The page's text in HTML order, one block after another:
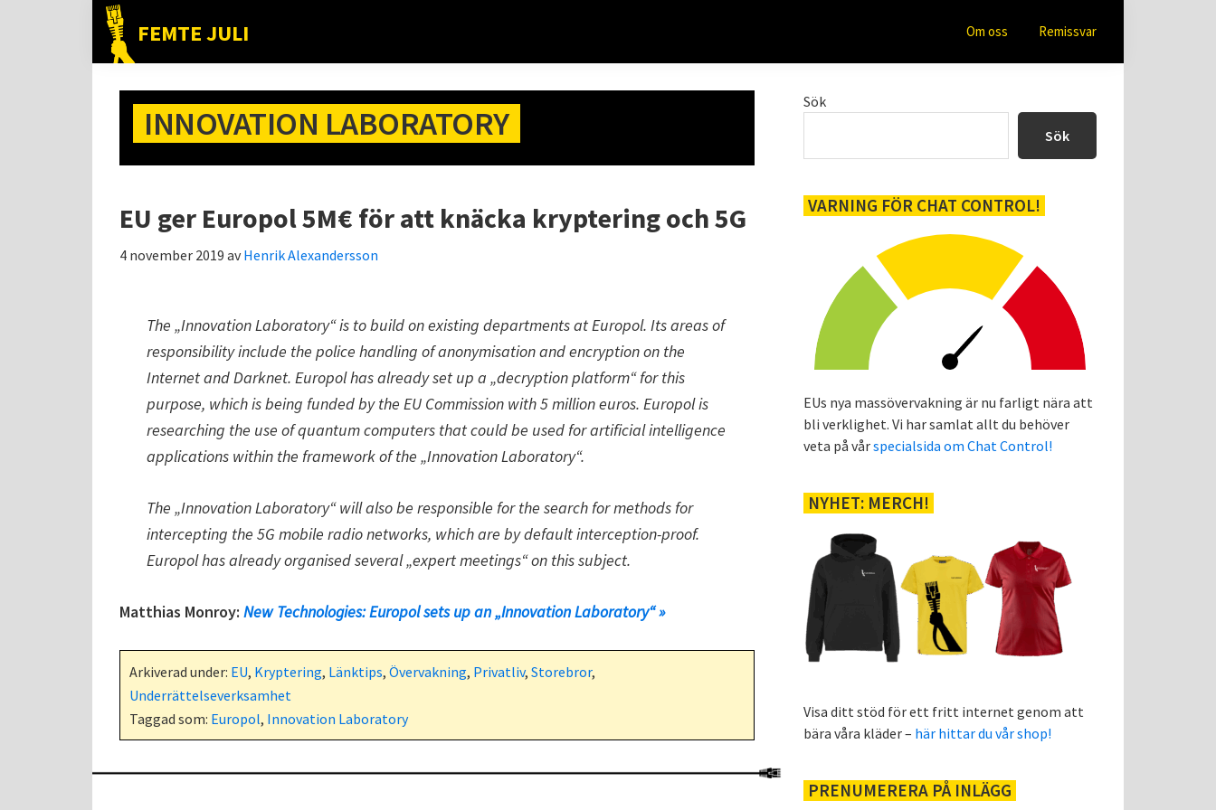
huvudnavigering
FEMTE JULI
Nätet
folket!
Om oss Remissvar
INNOVATION LABORATORY
EU ger Europol 5M€ för att knäcka kryptering och 5G
4 november 2019 avHenrik Alexandersson
The „Innovation Laboratory“ is to build on existing departments at Europol. Its areas of
responsibility include the police handling of anonymisation and encryption on the
Internet and Darknet. Europol has already set up a „decryption platform“ for this
purpose, which is being funded by the EU Commission with 5 million euros. Europol is
researching the use of quantum computers that could be used for artificial intelligence
applications within the framework of the „Innovation Laboratory“.
The „Innovation Laboratory“ will also be responsible for the search for methods for
intercepting the 5G mobile radio networks, which are by default interception-proof.
Europol has already organised several „expert meetings“ on this subject.
Matthias Monroy: New Technologies: Europol sets up an „Innovation Laboratory“ »
Arkiverad under: EU, Kryptering, Länktips, Övervakning, Privatliv, Storebror,
Underrättelseverksamhet
Taggad som: Europol, Innovation Laboratory
Primärt
Sök
Sök
VARNING FÖR CHAT CONTROL!
EUs nya massövervakning är nu farligt nära att
bli verklighet. Vi har samlat allt du behöver
veta på vårspecialsida om Chat Control!
NYHET: MERCH!
Visa ditt stöd för ett fritt internet genom att
bära våra kläder – här hittar du vår shop!
PRENUMERERA PÅ INLÄGG